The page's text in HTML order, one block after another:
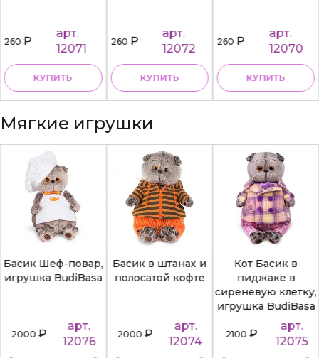
260₽
арт.
12071
КУПИТЬ
260₽
арт.
12072
КУПИТЬ
260₽
арт.
12070
КУПИТЬ
Мягкие игрушки
Басик Шеф-повар,
игрушка BudiBasa
2000₽
арт.
12076
Басик в штанах и
полосатой кофте
2000₽
арт.
12074
Кот Басик в
пиджаке в
сиреневую клетку,
игрушка BudiBasa
2100₽
арт.
12075